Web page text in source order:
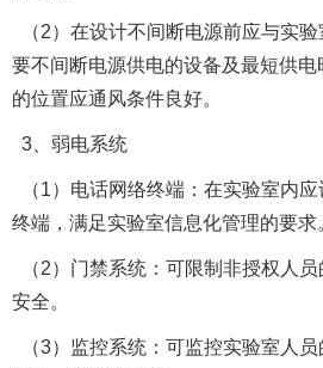
（2）在设计不间断电源前应与实
要不间断电源供电的设备及最短供
的位置应通风条件良好。
3、弱电系统
（1）电话网络终端：在实验室内
终端，满足实验室信息化管理的要求
（2）门禁系统：可限制非授权人
安全。
（3）监控系统：可监控实验室人